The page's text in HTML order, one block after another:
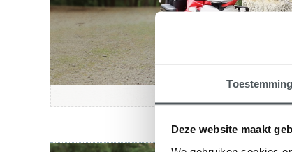
Toestemming
Deze website maakt